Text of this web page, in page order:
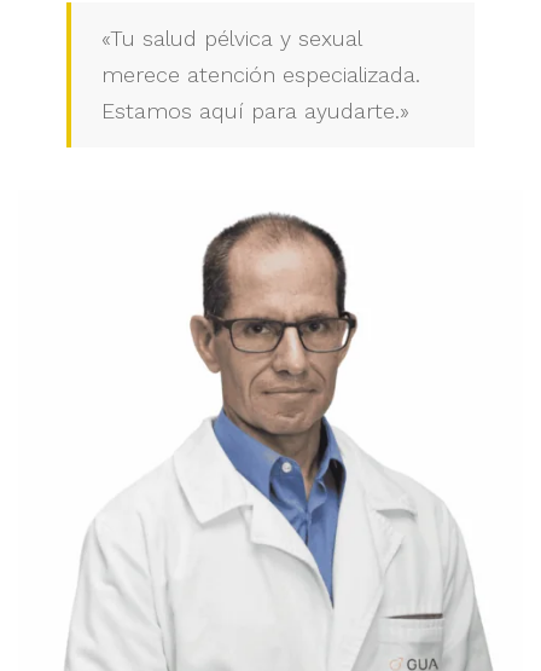
«Tu salud pélvica y sexual
merece atención especializada.
Estamos aquí para ayudarte.»